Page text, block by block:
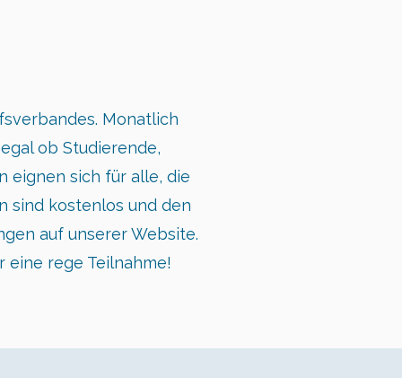
Monatlich
ob Studierende,
eignen sich für alle, die
sind kostenlos und den
auf unserer Website.
rege Teilnahme!